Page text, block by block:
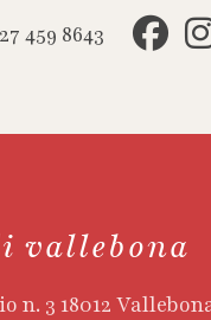
459 8643
vallebona
n. 3 18012